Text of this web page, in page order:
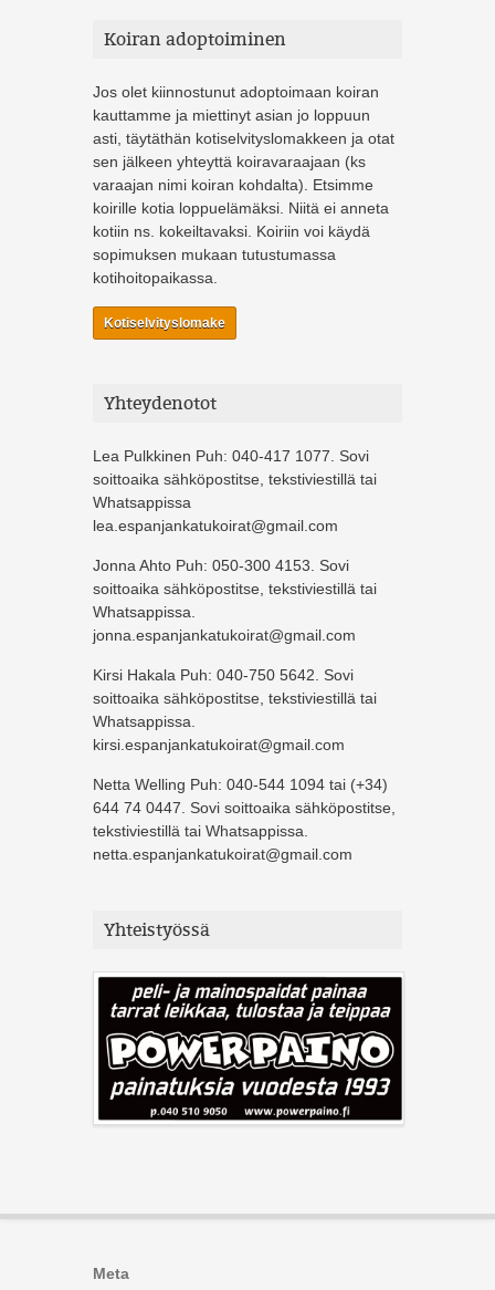
Koiran adoptoiminen
Jos olet kiinnostunut adoptoimaan koiran
kauttamme ja miettinyt asian jo loppuun
asti, täytäthän kotiselvityslomakkeen ja otat
sen jälkeen yhteyttä koiravaraajaan (ks
varaajan nimi koiran kohdalta). Etsimme
koirille kotia loppuelämäksi. Niitä ei anneta
kotiin ns. kokeiltavaksi. Koiriin voi käydä
sopimuksen mukaan tutustumassa
kotihoitopaikassa.
Kotiselvityslomake
Yhteydenotot
Lea Pulkkinen Puh: 040-417 1077. Sovi
soittoaika sähköpostitse, tekstiviestillä tai
Whatsappissa
lea.espanjankatukoirat@gmail.com
Jonna Ahto Puh: 050-300 4153. Sovi
soittoaika sähköpostitse, tekstiviestillä tai
Whatsappissa.
jonna.espanjankatukoirat@gmail.com
Kirsi Hakala Puh: 040-750 5642. Sovi
soittoaika sähköpostitse, tekstiviestillä tai
Whatsappissa.
kirsi.espanjankatukoirat@gmail.com
Netta Welling Puh: 040-544 1094 tai (+34)
644 74 0447. Sovi soittoaika sähköpostitse,
tekstiviestillä tai Whatsappissa.
netta.espanjankatukoirat@gmail.com
Yhteistyössä
Meta